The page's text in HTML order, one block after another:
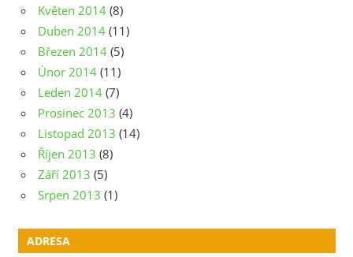
Květen 2014 (8)
Duben 2014 (11)
Březen 2014 (5)
Únor 2014 (11)
Leden 2014 (7)
Prosinec 2013 (4)
Listopad 2013 (14)
Říjen 2013 (8)
Září 2013 (5)
Srpen 2013 (1)
ADRESA